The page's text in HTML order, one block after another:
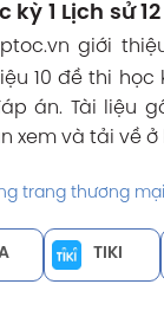
kỳ 1 Lịch sử
giới
10 đề thi học
án. Tài liệu
xem và tải về ở
trang thương
TIKI